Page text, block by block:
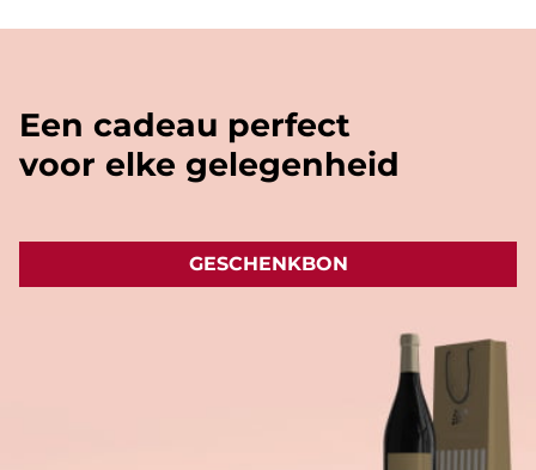
Een cadeau perfect
voor elke gelegenheid
GESCHENKBON